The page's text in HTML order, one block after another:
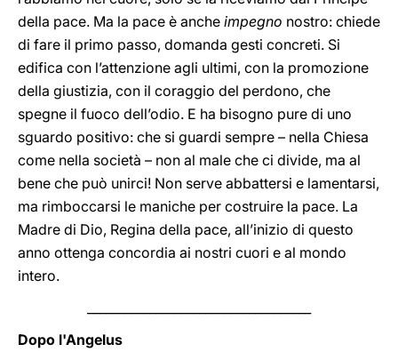
della pace. Ma la pace è anche impegno nostro: chiede
di fare il primo passo, domanda gesti concreti. Si
edifica con l’attenzione agli ultimi, con la promozione
della giustizia, con il coraggio del perdono, che
spegne il fuoco dell’odio. E ha bisogno pure di uno
sguardo positivo: che si guardi sempre – nella Chiesa
come nella società – non al male che ci divide, ma al
bene che può unirci! Non serve abbattersi e lamentarsi,
ma rimboccarsi le maniche per costruire la pace. La
Madre di Dio, Regina della pace, all’inizio di questo
anno ottenga concordia ai nostri cuori e al mondo
intero.
Dopo l'Angelus